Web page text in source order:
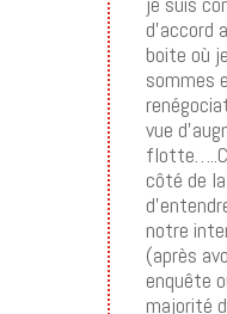
d’accord
boite où
sommes
vue
côté de
notre
(après
enquête
majorité